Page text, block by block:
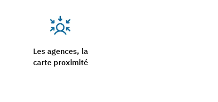
Les agences, la
carte proximité